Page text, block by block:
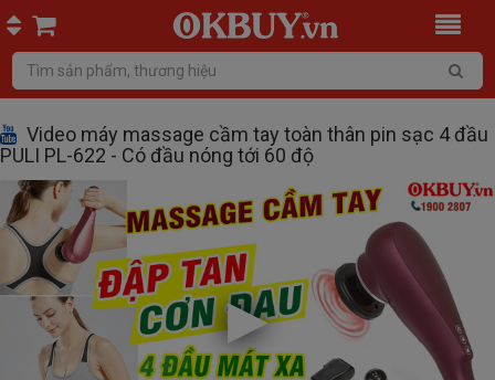
Video máy massage cầm tay toàn thân pin sạc 4 đầu
PULI PL-622 - Có đầu nóng tới 60 độ